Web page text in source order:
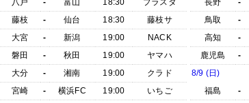
八戸
- 富山 18:30
プラスタ
藤枝
- 仙台 18:30
藤枝サ
大宮
- 新潟 19:00
NACK
磐田
- 秋田 19:00
ヤマハ
大分
- 湘南 19:00
クラド
宮崎
- 横浜FC 19:00
いちご
長野
-
鳥取
-
高知
-
鹿児島
-
8/9 (日)
福島
-